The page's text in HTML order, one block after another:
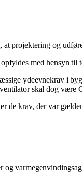
projektering og
med hensyn til
ydeevnekrav i
skal dog være
krav, der var